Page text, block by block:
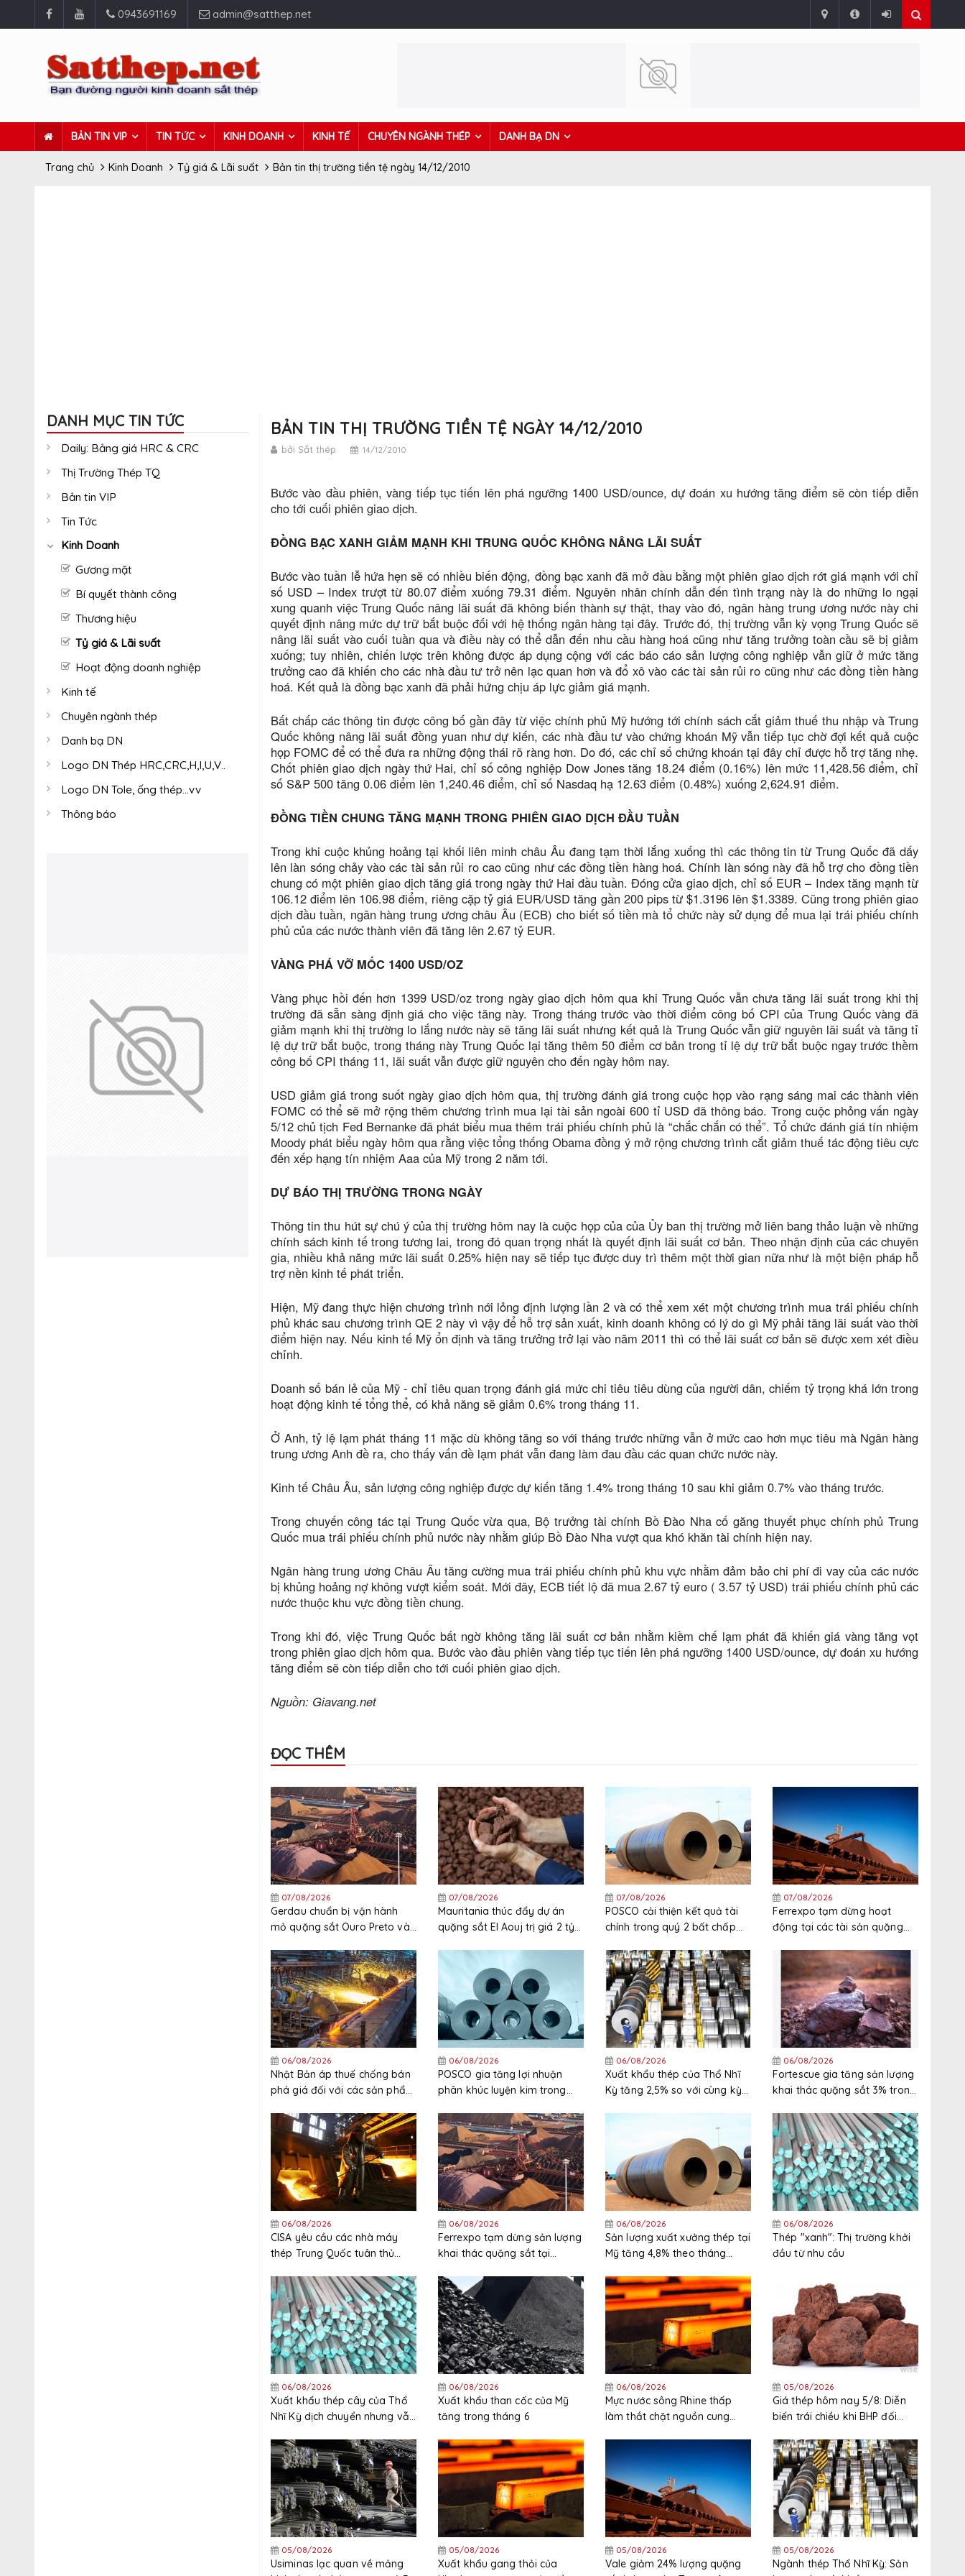
0943691169 admin@satthep.net
BẢN TIN VIP TIN TỨC KINH DOANH KINH TẾ CHUYÊN NGÀNH THÉP DANH BẠ DN
Trang chủ Kinh Doanh Tỷ giá & Lãi suất Bản tin thị trường tiền tệ ngày 14/12/2010
DANH MỤC TIN TỨC
Daily: Bảng giá HRC & CRC
Thị Trường Thép TQ
Bản tin VIP
Tin Tức
Kinh Doanh
Gương mặt
Bí quyết thành công
Thương hiệu
Tỷ giá & Lãi suất
Hoạt động doanh nghiệp
Kinh tế
Chuyên ngành thép
Danh bạ DN
Logo DN Thép HRC,CRC,H,I,U,V..
Logo DN Tole, ống thép...vv
Thông báo
BẢN TIN THỊ TRƯỜNG TIỀN TỆ NGÀY 14/12/2010
bởi Sắt thép 14/12/2010
Bước vào đầu phiên, vàng tiếp tục tiến lên phá ngưỡng 1400 USD/ounce, dự đoán xu hướng tăng điểm sẽ còn tiếp diễn
cho tới cuối phiên giao dịch.
ĐỒNG BẠC XANH GIẢM MẠNH KHI TRUNG QUỐC KHÔNG NÂNG LÃI SUẤT
Bước vào tuần lễ hứa hẹn sẽ có nhiều biến động, đồng bạc xanh đã mở đầu bằng một phiên giao dịch rớt giá mạnh với chỉ
số USD – Index trượt từ 80.07 điểm xuống 79.31 điểm. Nguyên nhân chính dẫn đến tình trạng này là do những lo ngại
xung quanh việc Trung Quốc nâng lãi suất đã không biến thành sự thật, thay vào đó, ngân hàng trung ương nước này chi
quyết định nâng mức dự trữ bắt buộc đối với hệ thống ngân hàng tại đây. Trước đó, thị trường vẫn kỳ vọng Trung Quốc sẽ
nâng lãi suất vào cuối tuần qua và điều này có thể dẫn đến nhu cầu hàng hoá cũng như tăng trưởng toàn cầu sẽ bị giảm
xuống; tuy nhiên, chiến lược trên không được áp dụng cộng với các báo cáo sản lượng công nghiệp vẫn giữ ở mức tăng
trưởng cao đã khiến cho các nhà đầu tư trở nên lạc quan hơn và đổ xô vào các tài sản rủi ro cũng như các đồng tiền hàng
hoá. Kết quả là đồng bạc xanh đã phải hứng chịu áp lực giảm giá mạnh.
Bất chấp các thông tin được công bố gần đây từ việc chính phủ Mỹ hướng tới chính sách cắt giảm thuế thu nhập và Trung
Quốc không nâng lãi suất đồng yuan như dự kiến, các nhà đầu tư vào chứng khoán Mỹ vẫn tiếp tục chờ đợi kết quả cuộc
họp FOMC để có thể đưa ra những động thái rõ ràng hơn. Do đó, các chỉ số chứng khoán tại đây chỉ được hỗ trợ tăng nhẹ.
Chốt phiên giao dịch ngày thứ Hai, chỉ số công nghiệp Dow Jones tăng 18.24 điểm (0.16%) lên mức 11,428.56 điểm, chỉ
số S&P 500 tăng 0.06 điểm lên 1,240.46 điểm, chỉ số Nasdaq hạ 12.63 điểm (0.48%) xuống 2,624.91 điểm.
ĐỒNG TIỀN CHUNG TĂNG MẠNH TRONG PHIÊN GIAO DỊCH ĐẦU TUẦN
Trong khi cuộc khủng hoảng tại khối liên minh châu Âu đang tạm thời lắng xuống thì các thông tin từ Trung Quốc đã dấy
lên làn sóng chảy vào các tài sản rủi ro cao cũng như các đồng tiền hàng hoá. Chính làn sóng này đã hỗ trợ cho đồng tiền
chung có một phiên giao dịch tăng giá trong ngày thứ Hai đầu tuần. Đóng cửa giao dịch, chỉ số EUR – Index tăng mạnh từ
106.12 điểm lên 106.98 điểm, riêng cặp tỷ giá EUR/USD tăng gần 200 pips từ $1.3196 lên $1.3389. Cũng trong phiên giao
dịch đầu tuần, ngân hàng trung ương châu Âu (ECB) cho biết số tiền mà tổ chức này sử dụng để mua lại trái phiếu chính
phủ của các nước thành viên đã tăng lên 2.67 tỷ EUR.
VÀNG PHÁ VỠ MỐC 1400 USD/OZ
Vàng phục hồi đến hơn 1399 USD/oz trong ngày giao dịch hôm qua khi Trung Quốc vẫn chưa tăng lãi suất trong khi thị
trường đã sẵn sàng định giá cho việc tăng này. Trong tháng trước vào thời điểm công bố CPI của Trung Quốc vàng đã
giảm mạnh khi thị trường lo lắng nước này sẽ tăng lãi suất nhưng kết quả là Trung Quốc vẫn giữ nguyên lãi suất và tăng tỉ
lệ dự trữ bắt buộc, trong tháng này Trung Quốc lại tăng thêm 50 điểm cơ bản trong tỉ lệ dự trữ bắt buộc ngay trước thềm
công bố CPI tháng 11, lãi suất vẫn được giữ nguyên cho đến ngày hôm nay.
USD giảm giá trong suốt ngày giao dịch hôm qua, thị trường đánh giá trong cuộc họp vào rạng sáng mai các thành viên
FOMC có thể sẽ mở rộng thêm chương trình mua lại tài sản ngoài 600 tỉ USD đã thông báo. Trong cuộc phỏng vấn ngày
5/12 chủ tịch Fed Bernanke đã phát biểu mua thêm trái phiếu chính phủ là “chắc chắn có thể”. Tổ chức đánh giá tín nhiệm
Moody phát biểu ngày hôm qua rằng việc tổng thống Obama đồng ý mở rộng chương trình cắt giảm thuế tác động tiêu cực
đến xếp hạng tín nhiệm Aaa của Mỹ trong 2 năm tới.
DỰ BÁO THỊ TRƯỜNG TRONG NGÀY
Thông tin thu hút sự chú ý của thị trường hôm nay là cuộc họp của của Ủy ban thị trường mở liên bang thảo luận về những
chính sách kinh tế trong tương lai, trong đó quan trọng nhất là quyết định lãi suất cơ bản. Theo nhận định của các chuyên
gia, nhiều khả năng mức lãi suất 0.25% hiện nay sẽ tiếp tục được duy trì thêm một thời gian nữa như là một biện pháp hỗ
trợ nền kinh tế phát triển.
Hiện, Mỹ đang thực hiện chương trình nới lỏng định lượng lần 2 và có thể xem xét một chương trình mua trái phiếu chính
phủ khác sau chương trình QE 2 này vì vậy để hỗ trợ sản xuất, kinh doanh không có lý do gì Mỹ phải tăng lãi suất vào thời
điểm hiện nay. Nếu kinh tế Mỹ ổn định và tăng trưởng trở lại vào năm 2011 thì có thể lãi suất cơ bản sẽ được xem xét điều
chỉnh.
Doanh số bán lẻ của Mỹ - chỉ tiêu quan trọng đánh giá mức chi tiêu tiêu dùng của người dân, chiếm tỷ trọng khá lớn trong
hoạt động kinh tế tổng thể, có khả năng sẽ giảm 0.6% trong tháng 11.
Ở Anh, tỷ lệ lạm phát tháng 11 mặc dù không tăng so với tháng trước những vẫn ở mức cao hơn mục tiêu mà Ngân hàng
trung ương Anh đề ra, cho thấy vấn đề lạm phát vẫn đang làm đau đầu các quan chức nước này.
Kinh tế Châu Âu, sản lượng công nghiệp được dự kiến tăng 1.4% trong tháng 10 sau khi giảm 0.7% vào tháng trước.
Trong chuyến công tác tại Trung Quốc vừa qua, Bộ trưởng tài chính Bồ Đào Nha cố găng thuyết phục chính phủ Trung
Quốc mua trái phiếu chính phủ nước này nhằm giúp Bồ Đào Nha vượt qua khó khăn tài chính hiện nay.
Ngân hàng trung ương Châu Âu tăng cường mua trái phiếu chính phủ khu vực nhằm đảm bảo chi phí đi vay của các nước
bị khủng hoảng nợ không vượt kiểm soát. Mới đây, ECB tiết lộ đã mua 2.67 tỷ euro ( 3.57 tỷ USD) trái phiếu chính phủ các
nước thuộc khu vực đồng tiền chung.
Trong khi đó, việc Trung Quốc bất ngờ không tăng lãi suất cơ bản nhằm kiềm chế lạm phát đã khiến giá vàng tăng vọt
trong phiên giao dịch hôm qua. Bước vào đầu phiên vàng tiếp tục tiến lên phá ngưỡng 1400 USD/ounce, dự đoán xu hướng
tăng điểm sẽ còn tiếp diễn cho tới cuối phiên giao dịch.
Nguồn: Giavang.net
ĐỌC THÊM
07/08/2026
Gerdau chuẩn bị vận hành
mỏ quặng sắt Ouro Preto vào
07/08/2026
Mauritania thúc đẩy dự án
quặng sắt El Aouj trị giá 2 tỷ
07/08/2026
POSCO cải thiện kết quả tài
chính trong quý 2 bất chấp
cao
07/08/2026
Ferrexpo tạm dừng hoạt
động tại các tài sản quặng
06/08/2026
Nhật Bản áp thuế chống bán
phá giá đối với các sản phẩm
Trung Quốc và Hàn Quốc
06/08/2026
POSCO gia tăng lợi nhuận
phân khúc luyện kim trong
06/08/2026
Xuất khẩu thép của Thổ Nhĩ
Kỳ tăng 2,5% so với cùng kỳ
06/08/2026
Fortescue gia tăng sản lượng
khai thác quặng sắt 3% trong
06/08/2026
CISA yêu cầu các nhà máy
thép Trung Quốc tuân thủ
xuất khẩu
06/08/2026
Ferrexpo tạm dừng sản lượng
khai thác quặng sắt tại
06/08/2026
Sản lượng xuất xưởng thép tại
Mỹ tăng 4,8% theo tháng
06/08/2026
Thép "xanh": Thị trường khởi
đầu từ nhu cầu
06/08/2026
Xuất khẩu thép cây của Thổ
Nhĩ Kỳ dịch chuyển nhưng vẫn
năm
06/08/2026
Xuất khẩu than cốc của Mỹ
tăng trong tháng 6
06/08/2026
Mực nước sông Rhine thấp
làm thắt chặt nguồn cung
05/08/2026
Giá thép hôm nay 5/8: Diễn
biến trái chiều khi BHP đối
khẩu quặng sắt lớn nhất thế
giới
05/08/2026
Usiminas lạc quan về mảng
05/08/2026
Xuất khẩu gang thỏi của
05/08/2026
Vale giảm 24% lượng quặng
05/08/2026
Ngành thép Thổ Nhĩ Kỳ: Sản